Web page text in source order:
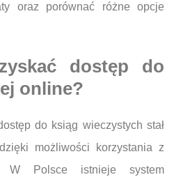
oraz porównać różne opcje
dostęp do
online?
do ksiąg wieczystych stał
możliwości korzystania z
W Polsce istnieje system